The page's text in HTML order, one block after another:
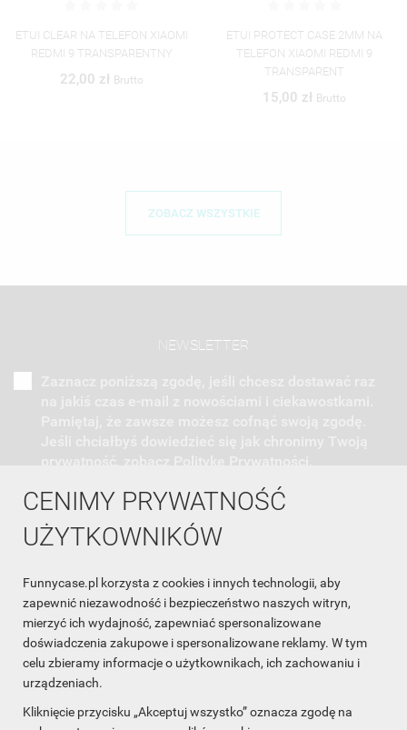
CENIMY PRYWATNOŚĆ
UŻYTKOWNIKÓW
Funnycase.pl korzysta z cookies i innych technologii, aby
zapewnić niezawodność i bezpieczeństwo naszych witryn,
mierzyć ich wydajność, zapewniać spersonalizowane
doświadczenia zakupowe i spersonalizowane reklamy. W tym
celu zbieramy informacje o użytkownikach, ich zachowaniu i
urządzeniach.
Kliknięcie przycisku „Akceptuj wszystko” oznacza zgodę na
XIAOMI
ETUI PROTECT CASE 2MM NA
TELEFON XIAOMI REDMI 9
ETUI CLEAR NA
REDMI 9
40,00 zł
ZOBACZ WSZYSTKIE
NEWSLETTER
INFORMACJA O SKLEPIE
INFORMACJE
OBSŁUGA KLIENTA
WSPÓŁPRACA